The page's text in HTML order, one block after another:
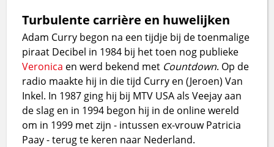
Turbulente carrière en huwelijken
Adam Curry begon na een tijdje bij de toenmalige
piraat Decibel in 1984 bij het toen nog publieke
Veronica en werd bekend met Countdown. Op de
radio maakte hij in die tijd Curry en (Jeroen) Van
Inkel. In 1987 ging hij bij MTV USA als Veejay aan
de slag en in 1994 begon hij in de online wereld
om in 1999 met zijn - intussen ex-vrouw Patricia
Paay - terug te keren naar Nederland.